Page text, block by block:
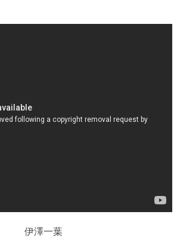
伊澤一葉